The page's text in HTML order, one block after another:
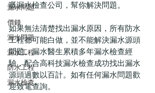
漏水問題
價錢
漏水問題
漏水工程
防水工程
漏水檢查
嘅漏水檢查公司，幫你解決問題。
如果無法清楚找出漏水原因，所有防水
工程都可能白做，並不能解決漏水源頭
問題。漏水醫生累積多年漏水檢查經
驗，配合高科技漏水檢查成功找出漏水
源頭過數以百計。如有任何漏水問題歡
迎致電查詢。